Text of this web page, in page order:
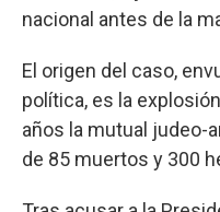
nacional antes de la
El origen del caso,
política, es la
años la mutual judeo-
de 85 muertos y 300